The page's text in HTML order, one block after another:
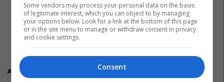
Trend Telegrafi
Some vendors may process your personal data on the basis
of legitimate interest, which you can object to by managing
your options below. Look for a link at the bottom of this page
or in the site menu to manage or withdraw consent in privacy
and cookie settings.
Consent